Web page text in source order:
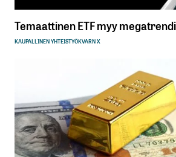
Temaattinen ETF myy
KAUPALLINEN YHTEISTYÖKVARN X